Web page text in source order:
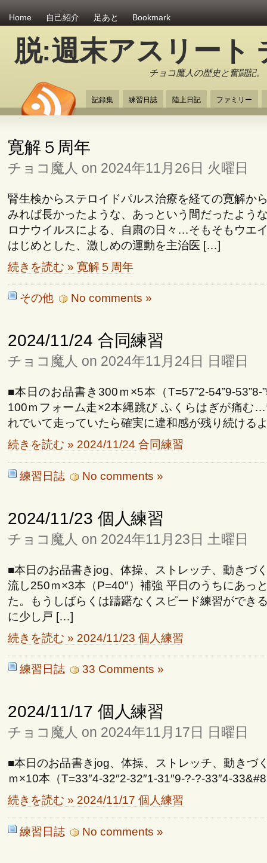
Home 自己紹介 足あと Bookmark
脱:週末アスリート
チョコ魔人の歴史と奮闘記。
記録集 練習日誌 陸上日記 ファミリー
寛解５周年
チョコ魔人 on 2024年11月26日 火曜日
腎生検からステロイドパルス治療を経ての寛解か
みれば長かったような、あっという間だったよう
ロナウイルスによる、自粛の日々…そもそもウエ
はじめとした、激しめの運動を主治医 […]
続きを読む » 寛解５周年
その他 No comments »
2024/11/24 合同練習
チョコ魔人 on 2024年11月24日 日曜日
■本日のお品書き300ｍ×5本（T=57”2-54”9-53”8-
100ｍフォーム走×2本縄跳び ふくらはぎが痛む
れでいて走っていたら確実に違和感が残り続ける
続きを読む » 2024/11/24 合同練習
練習日誌 No comments »
2024/11/23 個人練習
チョコ魔人 on 2024年11月23日 土曜日
■本日のお品書きjog、体操、ストレッチ、動きづ
流し250ｍ×3本（P=40″）補強 平日のうちにあっ
た。もうしばらくは躊躇なくスピード練習ができ
に少し戸 […]
続きを読む » 2024/11/23 個人練習
練習日誌 33 Comments »
2024/11/17 個人練習
チョコ魔人 on 2024年11月17日 日曜日
■本日のお品書きjog、体操、ストレッチ、動きづ
ｍ×10本（T=33″4-32″2-32″1-31″9-?-?-33″4-
続きを読む » 2024/11/17 個人練習
練習日誌 No comments »